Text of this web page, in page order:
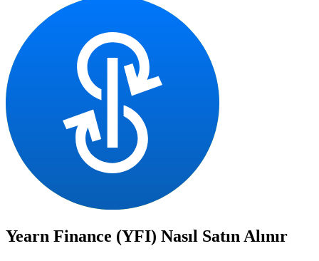
Yearn Finance (YFI) Nasıl Satın Alınır